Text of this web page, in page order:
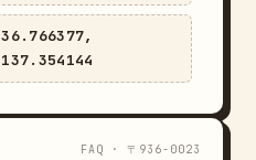
36.766377,
137.354144
FAQ · 〒936-0023